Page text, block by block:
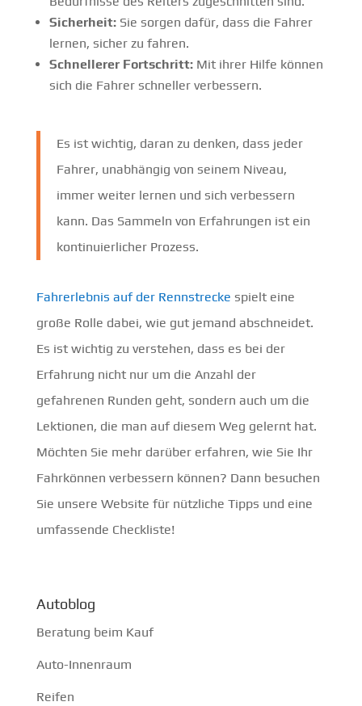
Sicherheit:Sie sorgen dafür, dass die Fahrer
lernen, sicher zu fahren.
Schnellerer Fortschritt:Mit ihrer Hilfe können
sich die Fahrer schneller verbessern.
Es ist wichtig, daran zu denken, dass jeder
Fahrer, unabhängig von seinem Niveau,
immer weiter lernen und sich verbessern
kann. Das Sammeln von Erfahrungen ist ein
kontinuierlicher Prozess.
Fahrerlebnis auf der Rennstrecke spielt eine
große Rolle dabei, wie gut jemand abschneidet.
Es ist wichtig zu verstehen, dass es bei der
Erfahrung nicht nur um die Anzahl der
gefahrenen Runden geht, sondern auch um die
Lektionen, die man auf diesem Weg gelernt hat.
Möchten Sie mehr darüber erfahren, wie Sie Ihr
Fahrkönnen verbessern können? Dann besuchen
Sie unsere Website für nützliche Tipps und eine
umfassende Checkliste!
Autoblog
Beratung beim Kauf
Auto-Innenraum
Reifen